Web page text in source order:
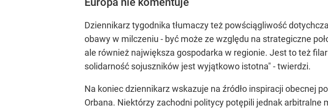
Dziennikarz tygodnika tłumaczy też powściągliwość
obawy w milczeniu - być może ze względu na strategiczne
ale również największa gospodarka w regionie. Jest to też
solidarność sojuszników jest wyjątkowo istotna" - twierdzi.
Na koniec dziennikarz wskazuje na źródło inspiracji obecnej
Orbana. Niektórzy zachodni politycy potępili jednak arbitralne